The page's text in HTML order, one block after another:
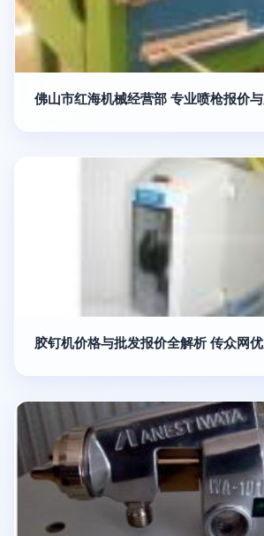
佛山市红海机械经营部 专业喷枪报价
胶钉机价格与批发报价全解析 传众网